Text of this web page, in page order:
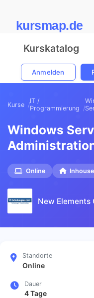
kursmap.de
Kurskatalog
Anmelden
Kurse
IT /
Programmierung
Windows
Online Inhouse
New Elements
Standorte
Online
Dauer
4 Tage